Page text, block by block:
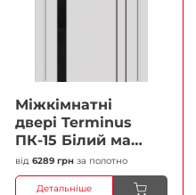
Міжкімнатні
двері Terminus
ПК-15 Білий мат
(Термінус) Чорне
скло Плівка
від 6289 грн за полотно
Детальніше